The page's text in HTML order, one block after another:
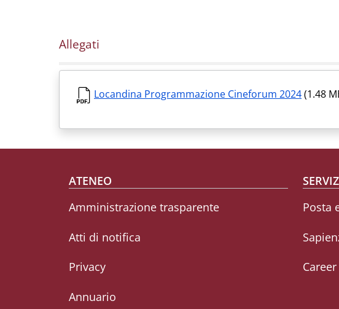
Allegati
Locandina Programmazione Cineforum 2024(1.48
Footer menu
ATENEO
Amministrazione trasparente
Atti di notifica
Privacy
Annuario
Posta